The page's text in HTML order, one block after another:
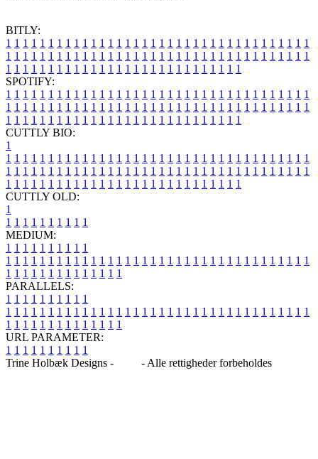
BITLY:
1 1 1 1 1 1 1 1 1 1 1 1 1 1 1 1 1 1 1 1 1 1 1 1 1 1 1 1 1 1 1 1 1 1 1 1
1 1 1 1 1 1 1 1 1 1 1 1 1 1 1 1 1 1 1 1 1 1 1 1 1 1 1 1 1 1 1 1 1 1 1 1
1 1 1 1 1 1 1 1 1 1 1 1 1 1 1 1 1 1 1 1 1 1 1 1 1 1 1 1
SPOTIFY:
1 1 1 1 1 1 1 1 1 1 1 1 1 1 1 1 1 1 1 1 1 1 1 1 1 1 1 1 1 1 1 1 1 1 1 1
1 1 1 1 1 1 1 1 1 1 1 1 1 1 1 1 1 1 1 1 1 1 1 1 1 1 1 1 1 1 1 1 1 1 1 1
1 1 1 1 1 1 1 1 1 1 1 1 1 1 1 1 1 1 1 1 1 1 1 1 1 1 1 1
CUTTLY BIO:
1
1 1 1 1 1 1 1 1 1 1 1 1 1 1 1 1 1 1 1 1 1 1 1 1 1 1 1 1 1 1 1 1 1 1 1 1
1 1 1 1 1 1 1 1 1 1 1 1 1 1 1 1 1 1 1 1 1 1 1 1 1 1 1 1 1 1 1 1 1 1 1 1
1 1 1 1 1 1 1 1 1 1 1 1 1 1 1 1 1 1 1 1 1 1 1 1 1 1 1 1
CUTTLY OLD:
1
1 1 1 1 1 1 1 1 1 1
MEDIUM:
1 1 1 1 1 1 1 1 1 1
1 1 1 1 1 1 1 1 1 1 1 1 1 1 1 1 1 1 1 1 1 1 1 1 1 1 1 1 1 1 1 1 1 1 1 1
1 1 1 1 1 1 1 1 1 1 1 1 1 1
PARALLELS:
1 1 1 1 1 1 1 1 1 1
1 1 1 1 1 1 1 1 1 1 1 1 1 1 1 1 1 1 1 1 1 1 1 1 1 1 1 1 1 1 1 1 1 1 1 1
1 1 1 1 1 1 1 1 1 1 1 1 1 1
URL PARAMETER:
1 1 1 1 1 1 1 1 1 1
Trine Holbæk Designs -
- Alle rettigheder forbeholdes